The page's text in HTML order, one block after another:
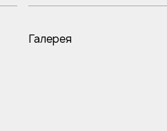
Галерея